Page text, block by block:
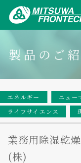
製品のご
エネルギー ニュー
ライフサイエンス
業務用除湿乾
(株)